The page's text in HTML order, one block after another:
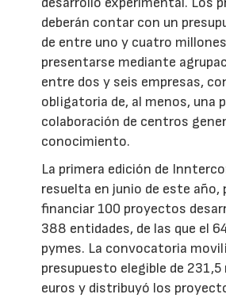
deberán contar con un
de entre uno y cuatro
presentarse mediante
entre dos y seis empresas,
obligatoria de, al menos, una
colaboración de centros
conocimiento.
La primera edición de
resuelta en junio de este año,
financiar 100 proyectos
388 entidades, de las que el
pymes. La convocatoria
presupuesto elegible de 231,5
euros y distribuyó los